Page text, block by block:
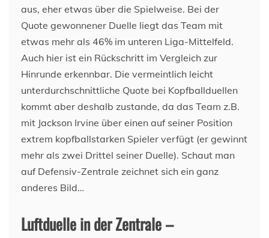
aus, eher etwas über die Spielweise. Bei der
Quote gewonnener Duelle liegt das Team mit
etwas mehr als 46% im unteren Liga-Mittelfeld.
Auch hier ist ein Rückschritt im Vergleich zur
Hinrunde erkennbar. Die vermeintlich leicht
unterdurchschnittliche Quote bei Kopfballduellen
kommt aber deshalb zustande, da das Team z.B.
mit Jackson Irvine über einen auf seiner Position
extrem kopfballstarken Spieler verfügt (er gewinnt
mehr als zwei Drittel seiner Duelle). Schaut man
auf Defensiv-Zentrale zeichnet sich ein ganz
anderes Bild…
Luftduelle in der Zentrale –